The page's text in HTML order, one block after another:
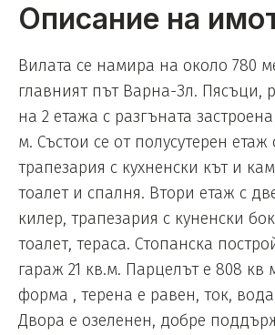
Описание на
Вилата се намира на около 780
главният път Варна-Зл. Пясъци,
на 2 етажа с разгъната
м. Състои се от полусутерен
трапезария с кухненски кът и
тоалет и спалня. Втори етаж с
килер, трапезария с куненски
тоалет, тераса. Стопанска
гараж 21 кв.м. Парцелът е 808 кв
форма , терена е равен, ток,
Двора е озеленен, добре